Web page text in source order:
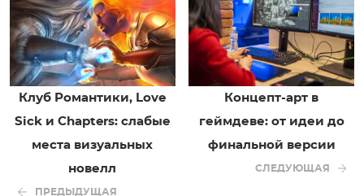
Клуб Романтики, Love
Sick и Chapters: слабые
места визуальных
новелл
ПРЕДЫДУЩАЯ
Концепт-арт в
геймдеве: от идеи до
финальной версии
СЛЕДУЮЩАЯ